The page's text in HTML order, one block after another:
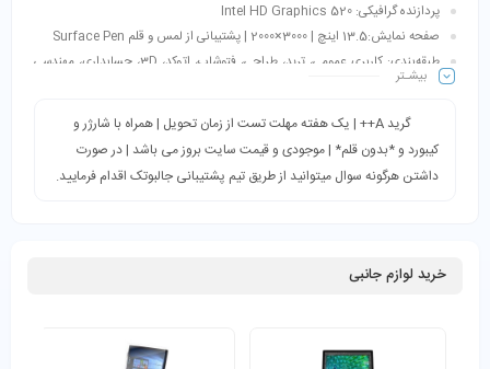
پردازنده گرافیکی: Intel HD Graphics 520
صفحه نمایش:13.5 اینچ | 3000×2000 | پشتیبانی از لمس و قلم Surface Pen
طبقه‌بندی: کاربری عمومی، ترید، طراحی، فتوشاپ، اتوکد، 3D، حسابداری، مهندسی
و…
بیشـتر
گرید A++ | یک هفته مهلت تست از زمان تحویل | همراه با شارژر و
کیبورد و *بدون قلم* | موجودی و قیمت سایت بروز می باشد | در صورت
داشتن هرگونه سوال میتوانید از طریق تیم پشتیبانی جالبوتک اقدام فرمایید.
خرید لوازم جانبی